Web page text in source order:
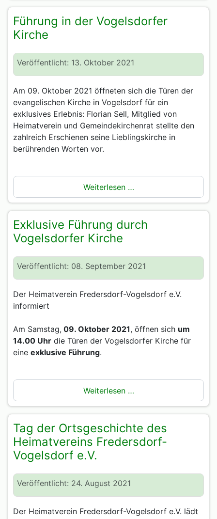
Führung in der Vogelsdorfer
Kirche
Veröffentlicht: 13. Oktober 2021
Am 09. Oktober 2021 öffneten sich die Türen der
evangelischen Kirche in Vogelsdorf für ein
exklusives Erlebnis: Florian Sell, Mitglied von
Heimatverein und Gemeindekirchenrat stellte den
zahlreich Erschienen seine Lieblingskirche in
berührenden Worten vor.
Weiterlesen …
Exklusive Führung durch
Vogelsdorfer Kirche
Veröffentlicht: 08. September 2021
Der Heimatverein Fredersdorf-Vogelsdorf e.V.
informiert
Am Samstag, 09. Oktober 2021, öffnen sich um
14.00 Uhr die Türen der Vogelsdorfer Kirche für
eine exklusive Führung.
Weiterlesen …
Tag der Ortsgeschichte des
Heimatvereins Fredersdorf-
Vogelsdorf e.V.
Veröffentlicht: 24. August 2021
Der Heimatverein Fredersdorf-Vogelsdorf e.V. lädt